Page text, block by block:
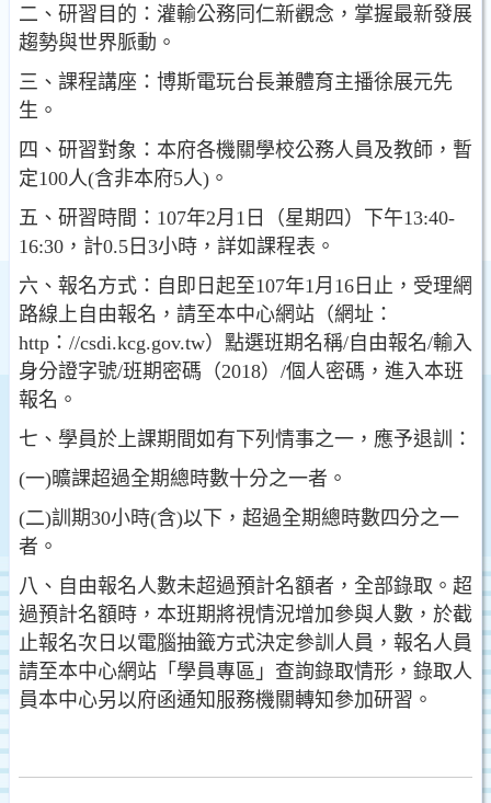
二、研習目的：灌輸公務同仁新觀念，掌握最新發展
趨勢與世界脈動。
三、課程講座：博斯電玩台長兼體育主播徐展元先
生。
四、研習對象：本府各機關學校公務人員及教師，暫
定100人(含非本府5人)。
五、研習時間：107年2月1日（星期四）下午13:40-
16:30，計0.5日3小時，詳如課程表。
六、報名方式：自即日起至107年1月16日止，受理網
路線上自由報名，請至本中心網站（網址：
http：//csdi.kcg.gov.tw）點選班期名稱/自由報名/輸入
身分證字號/班期密碼（2018）/個人密碼，進入本班
報名。
七、學員於上課期間如有下列情事之一，應予退訓：
(一)曠課超過全期總時數十分之一者。
(二)訓期30小時(含)以下，超過全期總時數四分之一
者。
八、自由報名人數未超過預計名額者，全部錄取。超
過預計名額時，本班期將視情況增加參與人數，於截
止報名次日以電腦抽籤方式決定參訓人員，報名人員
請至本中心網站「學員專區」查詢錄取情形，錄取人
員本中心另以府函通知服務機關轉知參加研習。